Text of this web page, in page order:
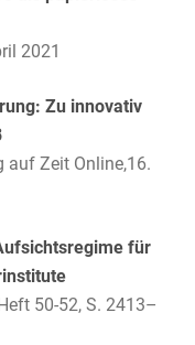
Schäffer-
zum
Wertpapiergesetz,
2021
Zu innovativ
auf Zeit Online,16.
für
50-52, S. 2413–